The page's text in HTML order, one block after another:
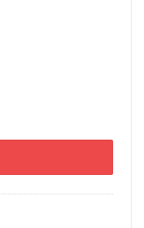
màu nâu sẫm số 30